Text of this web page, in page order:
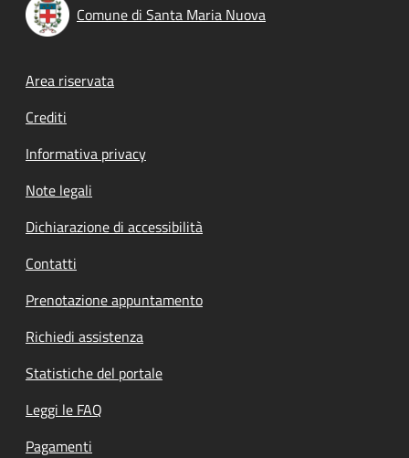
Comune di Santa Maria Nuova
Footer menu
Area riservata
Crediti
Informativa privacy
Note legali
Dichiarazione di accessibilità
Contatti
Prenotazione appuntamento
Richiedi assistenza
Statistiche del portale
Leggi le FAQ
Pagamenti